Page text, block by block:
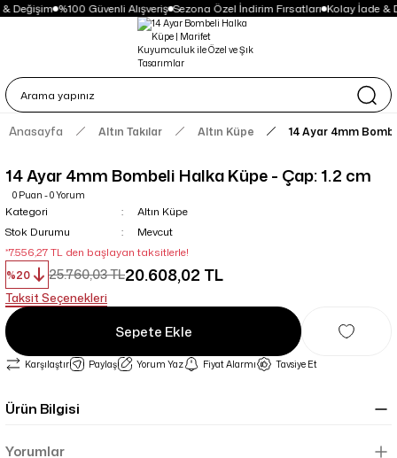
Değişim %100 Güvenli Alışveriş Sezona Özel İndirim Fırsatları Kolay İade &
Anasayfa Altın Takılar Altın Küpe 14 Ayar 4mm
14 Ayar 4mm Bombeli Halka Küpe - Çap: 1.2 cm
0 Puan - 0 Yorum
Kategori
Altın Küpe
Stok Durumu
Mevcut
*7.556,27 TL den başlayan taksitlerle!
%20
25.760,03 TL20.608,02 TL
Taksit Seçenekleri
Sepete Ekle
Karşılaştır Paylaş Yorum Yaz Fiyat Alarmı Tavsiye Et
Ürün Bilgisi
Yorumlar